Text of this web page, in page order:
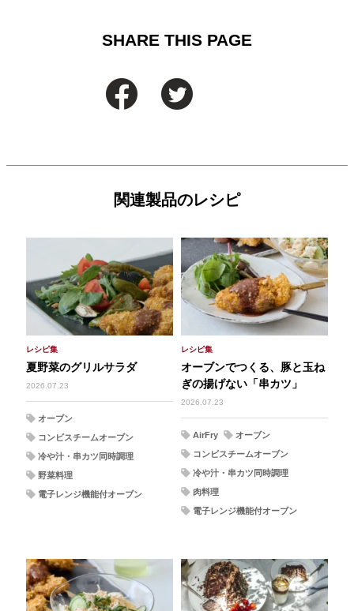
SHARE THIS PAGE
関連製品のレシピ
レシピ集
夏野菜のグリルサラダ
2026.07.23
オーブン
コンビスチームオーブン
冷や汁・串カツ同時調理
野菜料理
電子レンジ機能付オーブン
レシピ集
オーブンでつくる、豚と玉ね
ぎの揚げない「串カツ」
2026.07.23
AirFry
オーブン
コンビスチームオーブン
冷や汁・串カツ同時調理
肉料理
電子レンジ機能付オーブン